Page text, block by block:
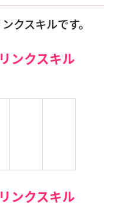
クスキルです。
ンクスキル
ンクスキル